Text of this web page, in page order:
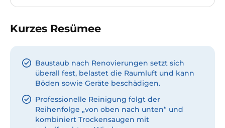
Kurzes Resümee
Baustaub nach Renovierungen setzt sich
überall fest, belastet die Raumluft und kann
Böden sowie Geräte beschädigen.
Professionelle Reinigung folgt der
Reihenfolge „von oben nach unten“ und
kombiniert Trockensaugen mit